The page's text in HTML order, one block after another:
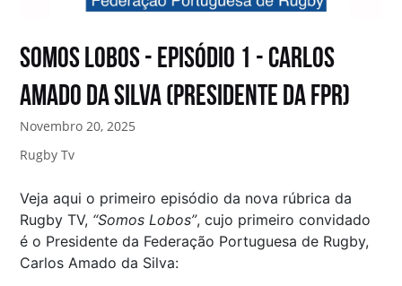
Somos Lobos - Episódio 1 - Carlos
Amado da Silva (Presidente da FPR)
Novembro 20, 2025
Rugby Tv
Veja aqui o primeiro episódio da nova rúbrica da
Rugby TV, “Somos Lobos”, cujo primeiro convidado
é o Presidente da Federação Portuguesa de Rugby,
Carlos Amado da Silva: